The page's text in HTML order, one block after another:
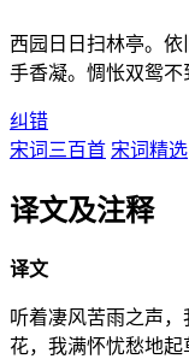
西园日日扫林亭。
手香凝。惆怅双鸳不
纠错
宋词三百首 宋词精选
译文及注释
译文
听着凄风苦雨之声
花，我满怀忧愁地